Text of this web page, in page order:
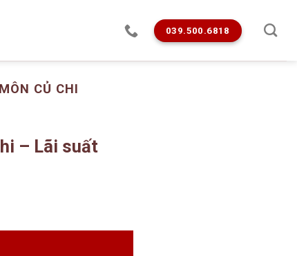
039.500.6818
CỦ CHI
– Lãi suất